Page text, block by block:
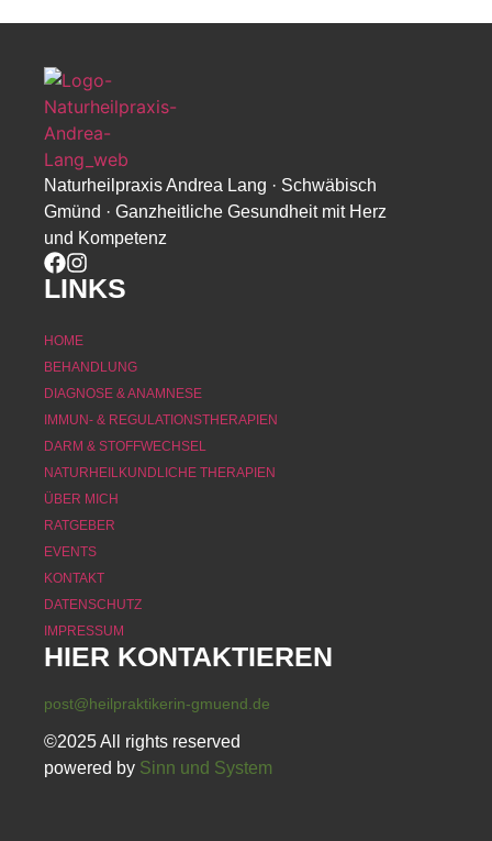
Naturheilpraxis Andrea Lang · Schwäbisch
Gmünd · Ganzheitliche Gesundheit mit Herz
und Kompetenz
LINKS
HOME
BEHANDLUNG
DIAGNOSE & ANAMNESE
IMMUN- & REGULATIONSTHERAPIEN
DARM & STOFFWECHSEL
NATURHEILKUNDLICHE THERAPIEN
ÜBER MICH
RATGEBER
EVENTS
KONTAKT
DATENSCHUTZ
IMPRESSUM
HIER KONTAKTIEREN
post@heilpraktikerin-gmuend.de
©2025 All rights reserved
powered by Sinn und System